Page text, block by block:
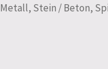
Stein / Beton,